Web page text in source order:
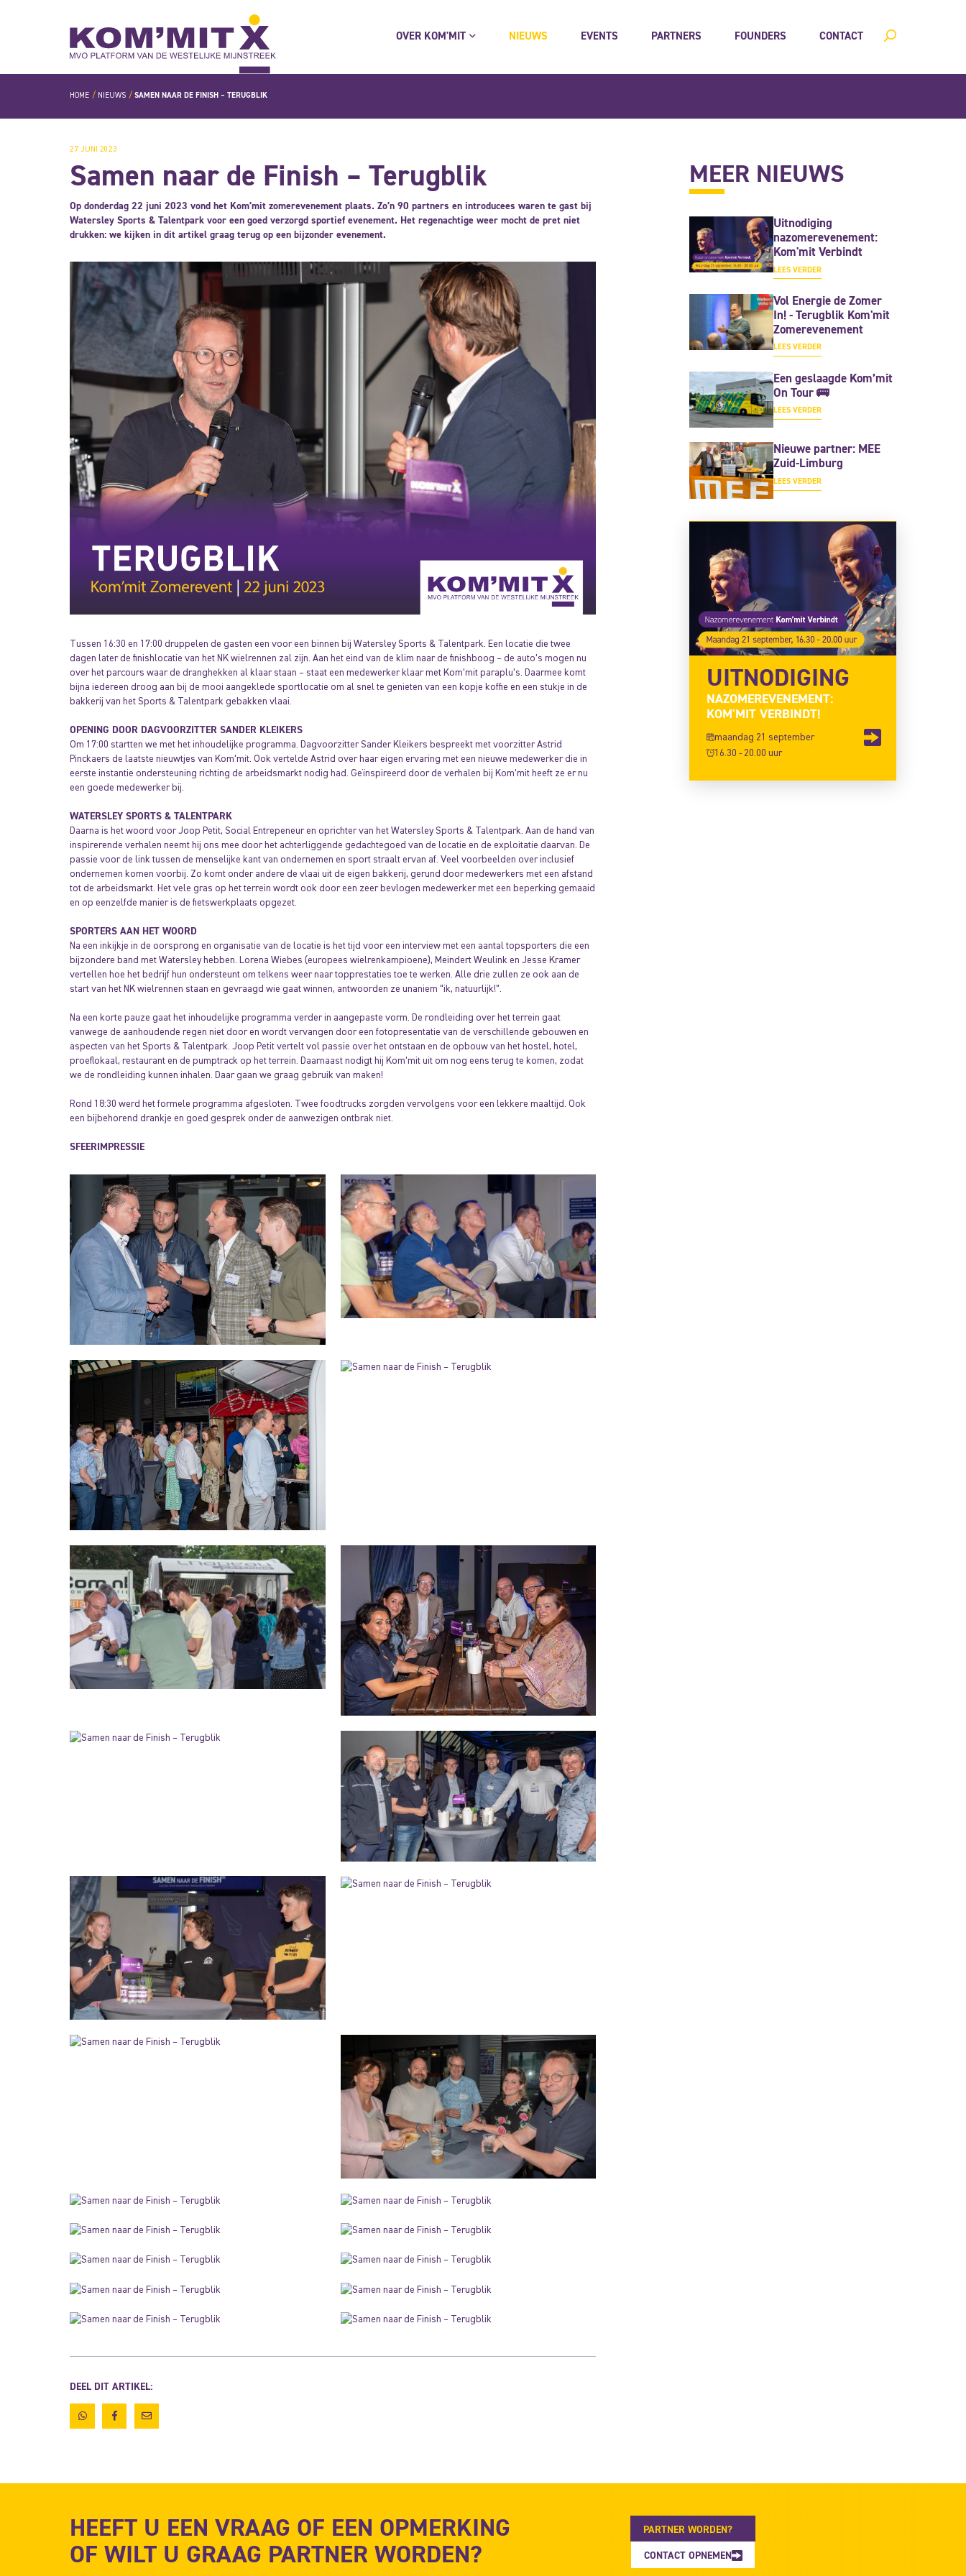
OVER KOM'MIT NIEUWS EVENTS PARTNERS FOUNDERS CONTACT
HOME NIEUWS SAMEN NAAR DE FINISH – TERUGBLIK
27 JUNI 2023
Samen naar de Finish – Terugblik
Op donderdag 22 juni 2023 vond het Kom’mit zomerevenement plaats. Zo’n 90 partners en introducees waren te gast bij
Watersley Sports & Talentpark voor een goed verzorgd sportief evenement. Het regenachtige weer mocht de pret niet
drukken: we kijken in dit artikel graag terug op een bijzonder evenement.
Tussen 16:30 en 17:00 druppelen de gasten een voor een binnen bij Watersley Sports & Talentpark. Een locatie die twee
dagen later de finishlocatie van het NK wielrennen zal zijn. Aan het eind van de klim naar de finishboog – de auto’s mogen nu
over het parcours waar de dranghekken al klaar staan – staat een medewerker klaar met Kom’mit paraplu’s. Daarmee komt
bijna iedereen droog aan bij de mooi aangeklede sportlocatie om al snel te genieten van een kopje koffie en een stukje in de
bakkerij van het Sports & Talentpark gebakken vlaai.
OPENING DOOR DAGVOORZITTER SANDER KLEIKERS
Om 17:00 startten we met het inhoudelijke programma. Dagvoorzitter Sander Kleikers bespreekt met voorzitter Astrid
Pinckaers de laatste nieuwtjes van Kom’mit. Ook vertelde Astrid over haar eigen ervaring met een nieuwe medewerker die in
eerste instantie ondersteuning richting de arbeidsmarkt nodig had. Geïnspireerd door de verhalen bij Kom’mit heeft ze er nu
een goede medewerker bij.
WATERSLEY SPORTS & TALENTPARK
Daarna is het woord voor Joop Petit, Social Entrepeneur en oprichter van het Watersley Sports & Talentpark. Aan de hand van
inspirerende verhalen neemt hij ons mee door het achterliggende gedachtegoed van de locatie en de exploitatie daarvan. De
passie voor de link tussen de menselijke kant van ondernemen en sport straalt ervan af. Veel voorbeelden over inclusief
ondernemen komen voorbij. Zo komt onder andere de vlaai uit de eigen bakkerij, gerund door medewerkers met een afstand
tot de arbeidsmarkt. Het vele gras op het terrein wordt ook door een zeer bevlogen medewerker met een beperking gemaaid
en op eenzelfde manier is de fietswerkplaats opgezet.
SPORTERS AAN HET WOORD
Na een inkijkje in de oorsprong en organisatie van de locatie is het tijd voor een interview met een aantal topsporters die een
bijzondere band met Watersley hebben. Lorena Wiebes (europees wielrenkampioene), Meindert Weulink en Jesse Kramer
vertellen hoe het bedrijf hun ondersteunt om telkens weer naar topprestaties toe te werken. Alle drie zullen ze ook aan de
start van het NK wielrennen staan en gevraagd wie gaat winnen, antwoorden ze unaniem “ik, natuurlijk!”.
Na een korte pauze gaat het inhoudelijke programma verder in aangepaste vorm. De rondleiding over het terrein gaat
vanwege de aanhoudende regen niet door en wordt vervangen door een fotopresentatie van de verschillende gebouwen en
aspecten van het Sports & Talentpark. Joop Petit vertelt vol passie over het ontstaan en de opbouw van het hostel, hotel,
proeflokaal, restaurant en de pumptrack op het terrein. Daarnaast nodigt hij Kom’mit uit om nog eens terug te komen, zodat
we de rondleiding kunnen inhalen. Daar gaan we graag gebruik van maken!
Rond 18:30 werd het formele programma afgesloten. Twee foodtrucks zorgden vervolgens voor een lekkere maaltijd. Ook
een bijbehorend drankje en goed gesprek onder de aanwezigen ontbrak niet.
SFEERIMPRESSIE
DEEL DIT ARTIKEL:
MEER NIEUWS
Uitnodiging
nazomerevenement:
Kom'mit Verbindt
LEES VERDER
Vol Energie de Zomer
In! - Terugblik Kom'mit
Zomerevenement
LEES VERDER
Een geslaagde Kom’mit
On Tour 🚌
LEES VERDER
Nieuwe partner: MEE
Zuid-Limburg
LEES VERDER
UITNODIGING
NAZOMEREVENEMENT:
KOM'MIT VERBINDT!
maandag 21 september
16.30 - 20.00 uur
HEEFT U EEN VRAAG OF EEN OPMERKING
OF WILT U GRAAG PARTNER WORDEN?
PARTNER WORDEN?
CONTACT OPNEMEN